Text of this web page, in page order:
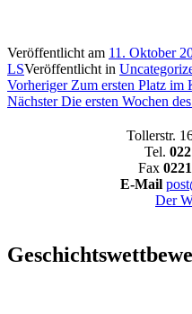
Veröffentlicht am 11. Oktober
LSVeröffentlicht in
Beitragsnavigation
Vorheriger Vorheriger
Beitrag:
Zum ersten Platz
Nächster Nächster
Die ersten Wochen
Tollerstr.
Tel.
Fax
E-Mail
Der